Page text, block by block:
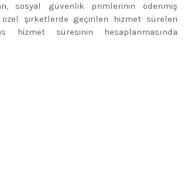
sosyal güvenlik primlerinin ödenmiş
özel şirketlerde geçirilen hizmet süreleri
hizmet süresinin hesaplanmasında